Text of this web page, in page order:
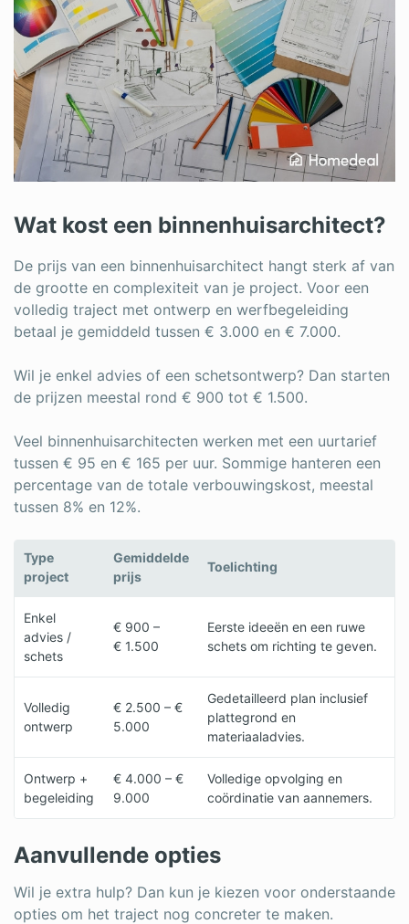
Wat kost een binnenhuisarchitect?
De prijs van een binnenhuisarchitect hangt sterk af van
de grootte en complexiteit van je project. Voor een
volledig traject met ontwerp en werfbegeleiding
betaal je gemiddeld tussen € 3.000 en € 7.000.
Wil je enkel advies of een schetsontwerp? Dan starten
de prijzen meestal rond € 900 tot € 1.500.
Veel binnenhuisarchitecten werken met een uurtarief
tussen € 95 en € 165 per uur. Sommige hanteren een
percentage van de totale verbouwingskost, meestal
tussen 8% en 12%.
Type
project
Gemiddelde
prijs
Toelichting
Enkel
advies /
schets
€ 900 –
€ 1.500
Eerste ideeën en een ruwe
schets om richting te geven.
Volledig
ontwerp
€ 2.500 – €
5.000
Gedetailleerd plan inclusief
plattegrond en
materiaaladvies.
Ontwerp +
begeleiding
€ 4.000 – €
9.000
Volledige opvolging en
coördinatie van aannemers.
Aanvullende opties
Wil je extra hulp? Dan kun je kiezen voor onderstaande
opties om het traject nog concreter te maken.